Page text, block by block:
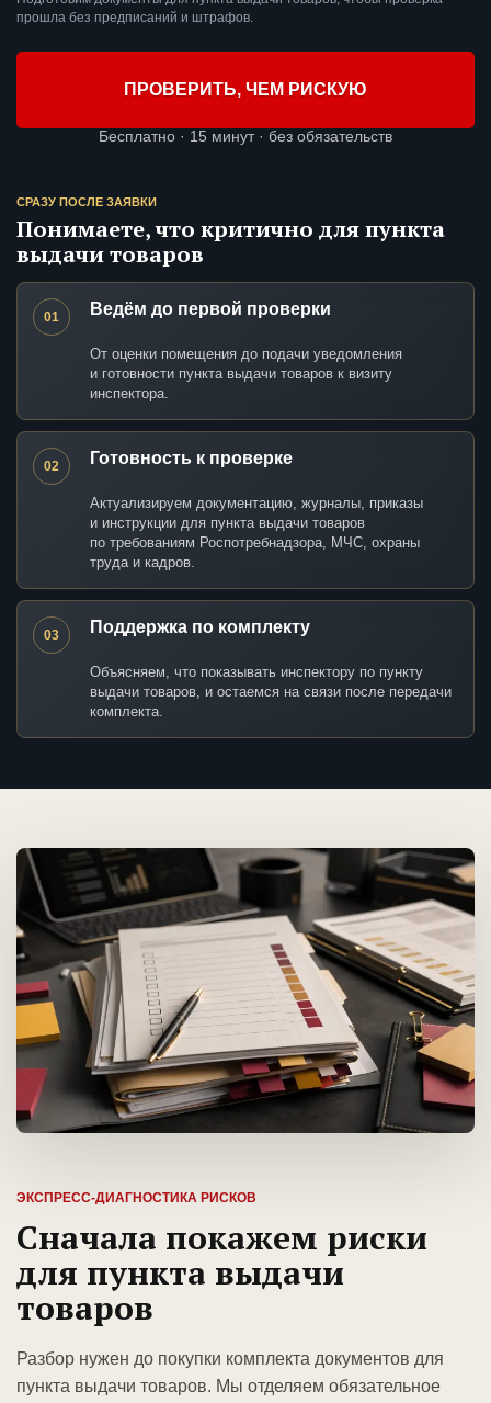
прошла без предписаний и штрафов.
ПРОВЕРИТЬ, ЧЕМ РИСКУЮ
Бесплатно · 15 минут · без обязательств
СРАЗУ ПОСЛЕ ЗАЯВКИ
Понимаете, что критично для пункта
выдачи товаров
01 Ведём до первой проверки
От оценки помещения до подачи уведомления
и готовности пункта выдачи товаров к визиту
инспектора.
02 Готовность к проверке
Актуализируем документацию, журналы, приказы
и инструкции для пункта выдачи товаров
по требованиям Роспотребнадзора, МЧС, охраны
труда и кадров.
03 Поддержка по комплекту
Объясняем, что показывать инспектору по пункту
выдачи товаров, и остаемся на связи после передачи
комплекта.
ЭКСПРЕСС-ДИАГНОСТИКА РИСКОВ
Сначала покажем риски
для пункта выдачи
товаров
Разбор нужен до покупки комплекта документов для
пункта выдачи товаров. Мы отделяем обязательное